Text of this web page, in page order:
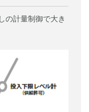
の計量制御で大き